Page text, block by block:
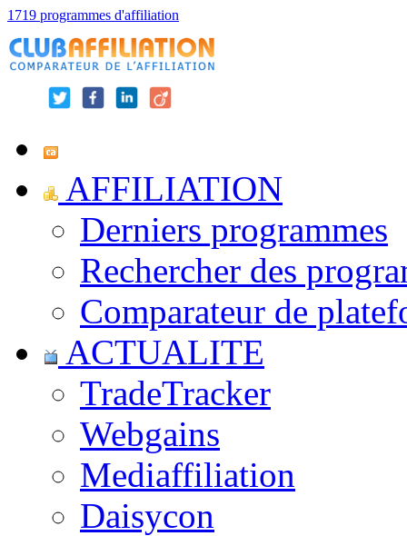
1719 programmes d'affiliation
AFFILIATION
Derniers programmes
Rechercher des
Comparateur de
ACTUALITE
TradeTracker
Webgains
Mediaffiliation
Daisycon